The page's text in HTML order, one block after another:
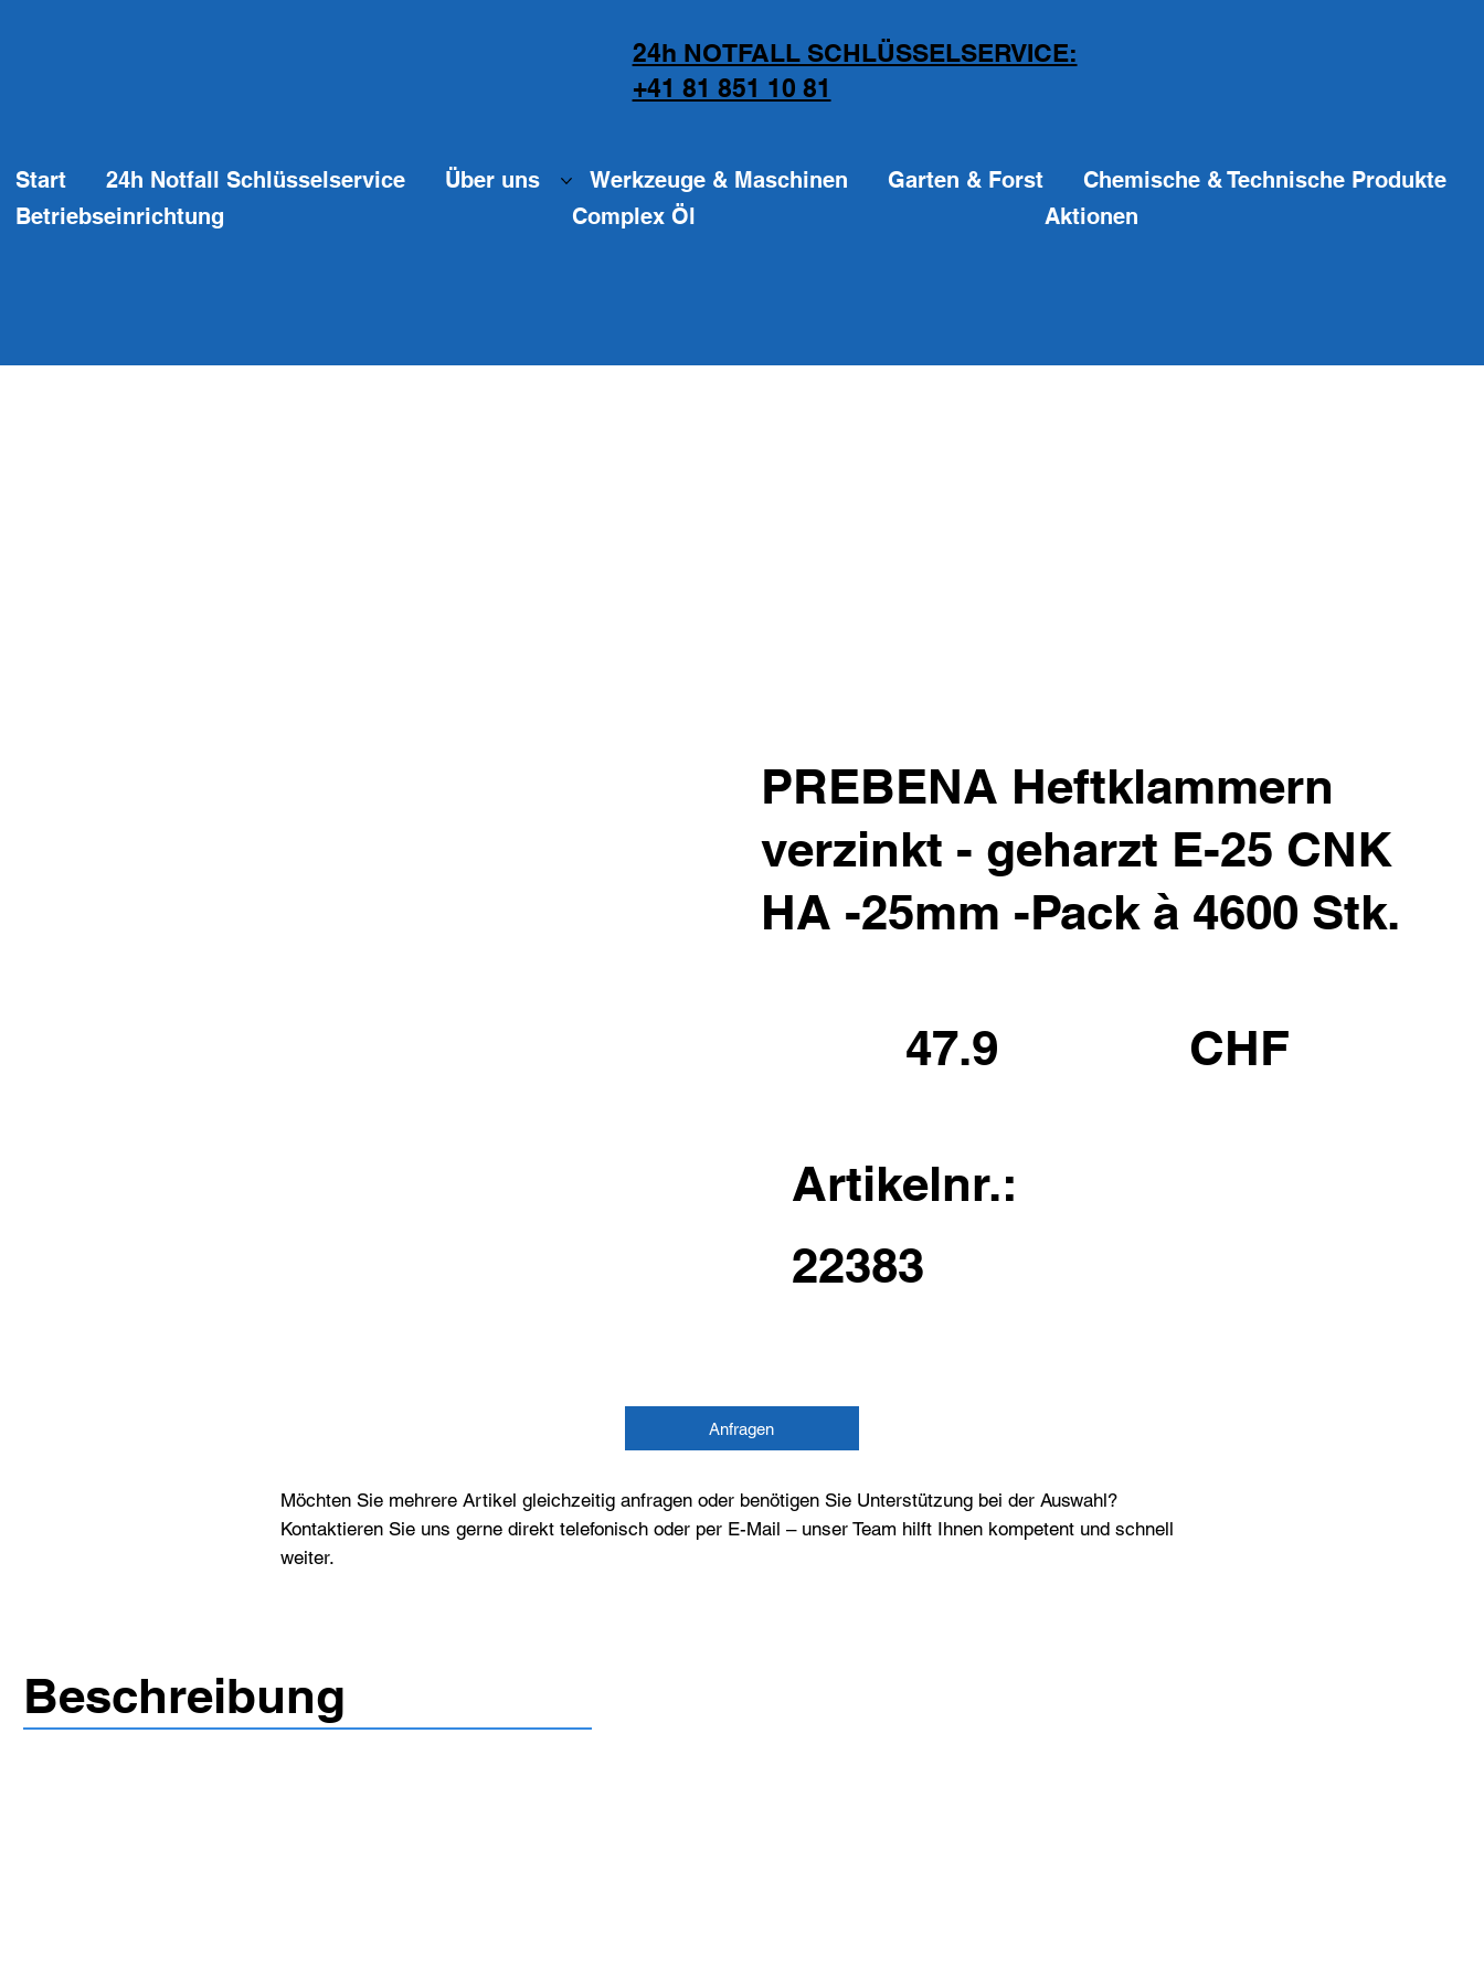
24h NOTFALL SCHLÜSSELSERVICE:
+41 81 851 10 81
Start 24h Notfall Schlüsselservice Über uns Werkzeuge & Maschinen Garten & Forst
Chemische & Technische Produkte
Betriebseinrichtung
Complex Öl Aktionen
PREBENA Heftklammern
verzinkt - geharzt E-25 CNK
HA -25mm -Pack à 4600 Stk.
47.9 CHF
Artikelnr.:
22383
Anfragen
Möchten Sie mehrere Artikel gleichzeitig anfragen oder benötigen Sie Unterstützung bei der Auswahl?
Kontaktieren Sie uns gerne direkt telefonisch oder per E-Mail – unser Team hilft Ihnen kompetent und schnell
weiter.
Beschreibung